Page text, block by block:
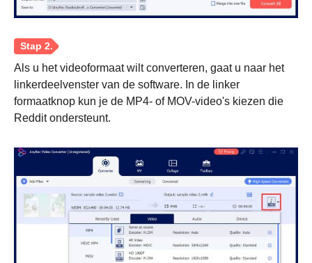
Als u het videoformaat wilt converteren, gaat u naar het
linkerdeelvenster van de software. In de linker
formaatknop kun je de MP4- of MOV-video's kiezen die
Reddit ondersteunt.